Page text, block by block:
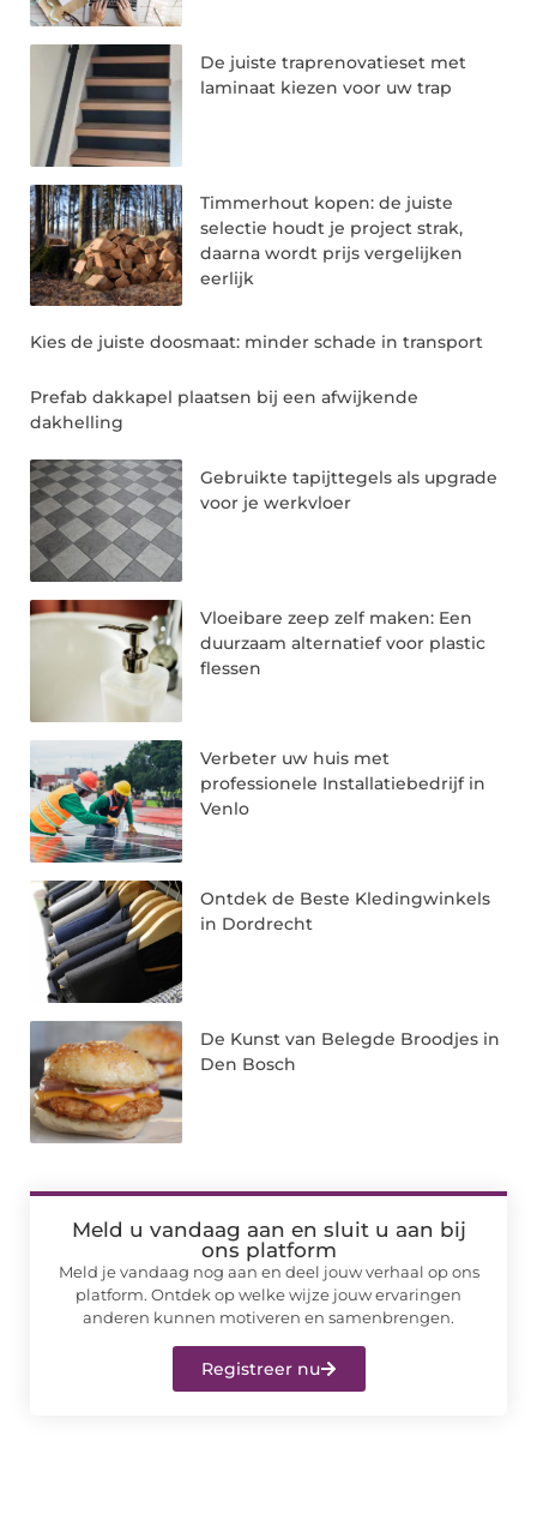
De juiste traprenovatieset met
laminaat kiezen voor uw trap
Timmerhout kopen: de juiste
selectie houdt je project strak,
daarna wordt prijs vergelijken
eerlijk
Kies de juiste doosmaat: minder schade in transport
Prefab dakkapel plaatsen bij een afwijkende
dakhelling
Gebruikte tapijttegels als upgrade
voor je werkvloer
Vloeibare zeep zelf maken: Een
duurzaam alternatief voor plastic
flessen
Verbeter uw huis met
professionele Installatiebedrijf in
Venlo
Ontdek de Beste Kledingwinkels
in Dordrecht
De Kunst van Belegde Broodjes in
Den Bosch
Meld u vandaag aan en sluit u aan bij
ons platform
Meld je vandaag nog aan en deel jouw verhaal op ons
platform. Ontdek op welke wijze jouw ervaringen
anderen kunnen motiveren en samenbrengen.
Registreer nu